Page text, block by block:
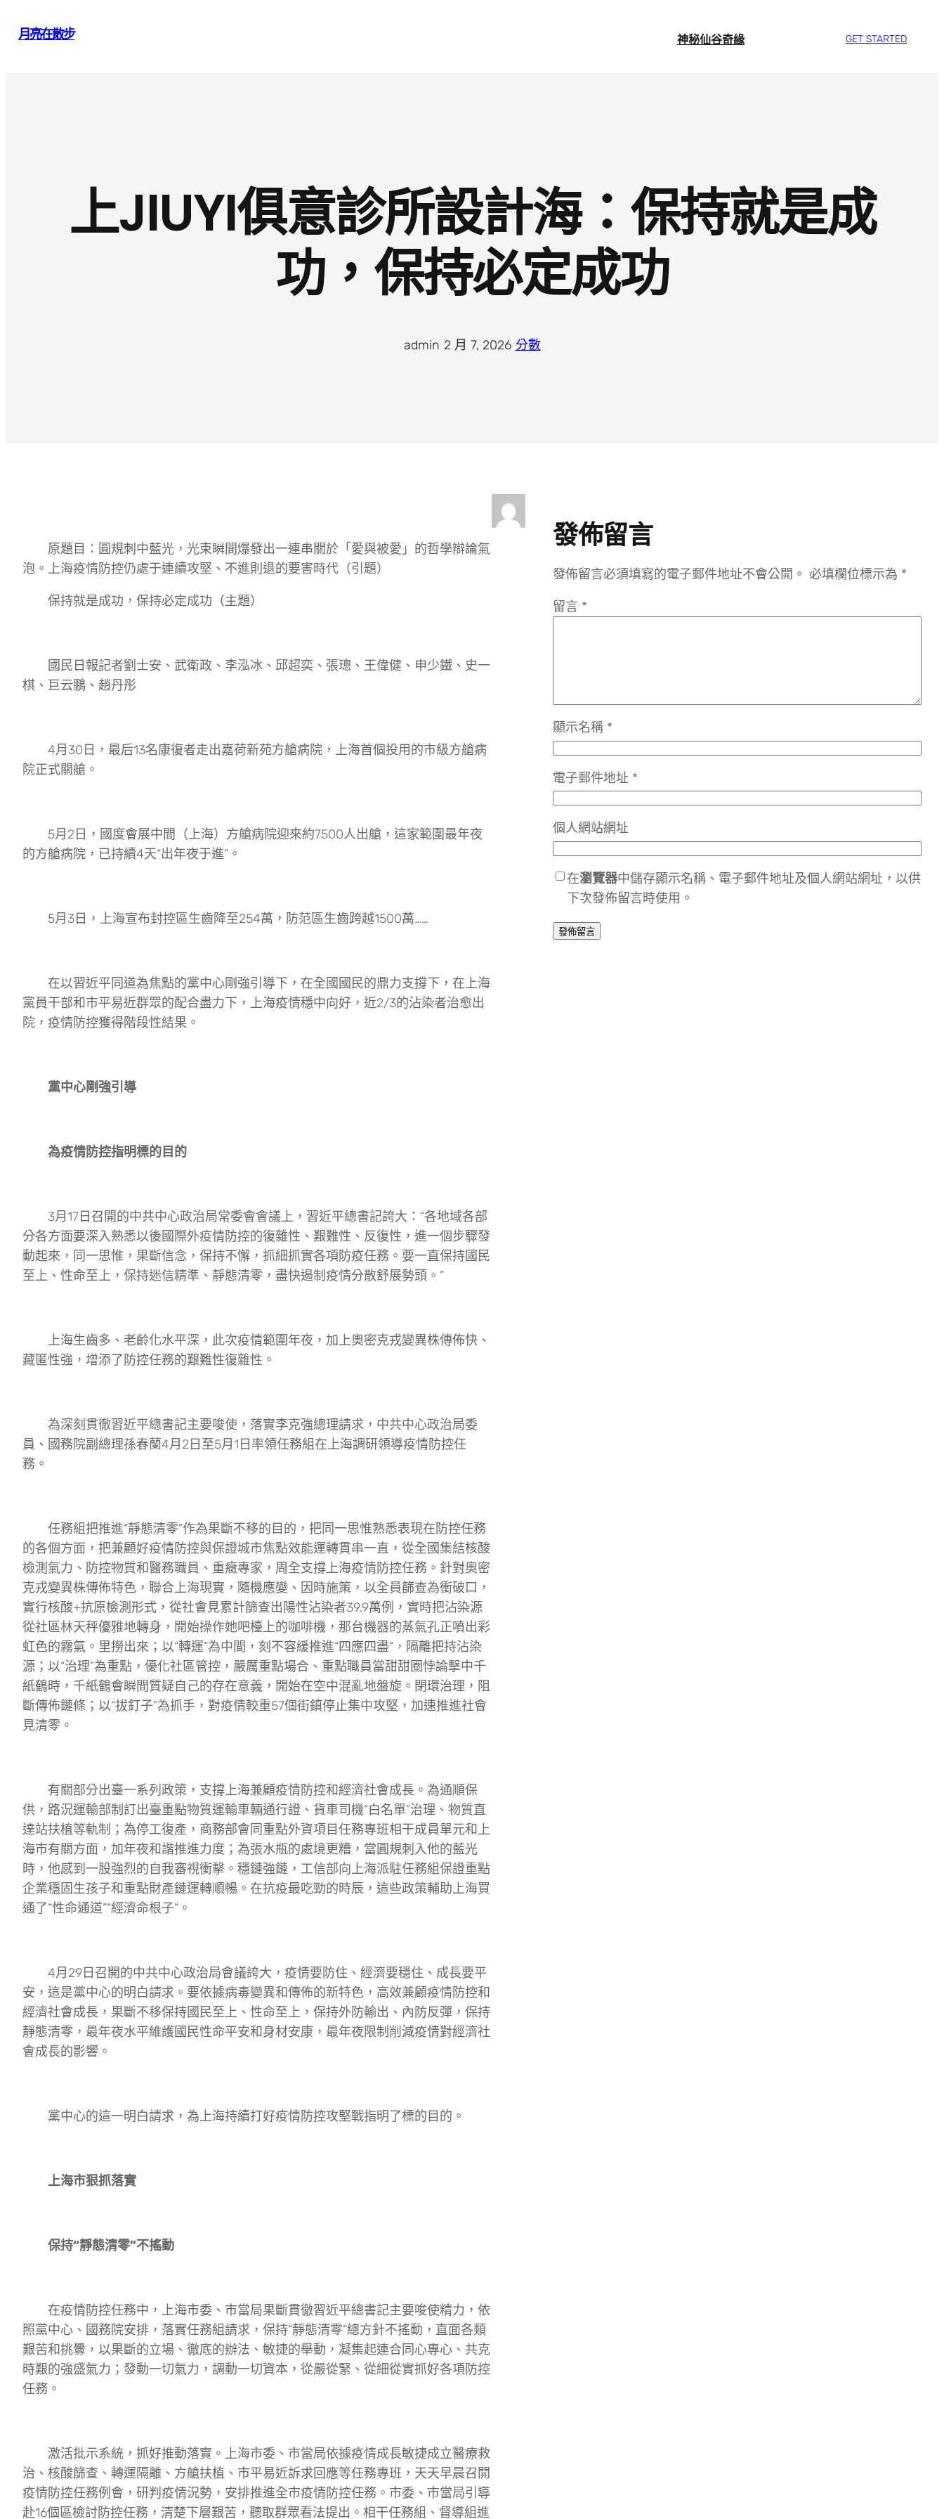
月亮在散步 神秘仙谷奇緣 GET STARTED
上JIUYI俱意診所設計海：保持就是成
功，保持必定成功
admin 2 月 7, 2026· 分數
原題目：圓規刺中藍光，光束瞬間爆發出一連串關於「愛與被愛」的哲學辯論氣
泡。上海疫情防控仍處于連續攻堅、不進則退的要害時代（引題）
保持就是成功，保持必定成功（主題）
國民日報記者劉士安、武衛政、李泓冰、邱超奕、張璁、王偉健、申少鐵、史一
棋、巨云鵬、趙丹彤
4月30日，最后13名康復者走出嘉荷新苑方艙病院，上海首個投用的市級方艙病
院正式關艙。
5月2日，國度會展中間（上海）方艙病院迎來約7500人出艙，這家範圍最年夜
的方艙病院，已持續4天“出年夜于進”。
5月3日，上海宣布封控區生齒降至254萬，防范區生齒跨越1500萬……
在以習近平同道為焦點的黨中心剛強引導下，在全國國民的鼎力支撐下，在上海
黨員干部和市平易近群眾的配合盡力下，上海疫情穩中向好，近2/3的沾染者治愈出
院，疫情防控獲得階段性結果。
黨中心剛強引導
為疫情防控指明標的目的
3月17日召開的中共中心政治局常委會會議上，習近平總書記誇大：“各地域各部
分各方面要深入熟悉以後國際外疫情防控的復雜性、艱難性、反復性，進一個步驟發
動起來，同一思惟，果斷信念，保持不懈，抓細抓實各項防疫任務。要一直保持國民
至上、性命至上，保持迷信精準、靜態清零，盡快遏制疫情分散舒展勢頭。”
上海生齒多、老齡化水平深，此次疫情範圍年夜，加上奧密克戎變異株傳佈快、
藏匿性強，增添了防控任務的艱難性復雜性。
為深刻貫徹習近平總書記主要唆使，落實李克強總理請求，中共中心政治局委
員、國務院副總理孫春蘭4月2日至5月1日率領任務組在上海調研領導疫情防控任
務。
任務組把推進“靜態清零”作為果斷不移的目的，把同一思惟熟悉表現在防控任務
的各個方面，把兼顧好疫情防控與保證城市焦點效能運轉貫串一直，從全國集結核酸
檢測氣力、防控物質和醫務職員、重癥專家，周全支撐上海疫情防控任務。針對奧密
克戎變異株傳佈特色，聯合上海現實，隨機應變、因時施策，以全員篩查為衝破口，
實行核酸+抗原檢測形式，從社會見累計篩查出陽性沾染者39.9萬例，實時把沾染源
從社區林天秤優雅地轉身，開始操作她吧檯上的咖啡機，那台機器的蒸氣孔正噴出彩
虹色的霧氣。里撈出來；以“轉運”為中間，刻不容緩推進“四應四盡”，隔離把持沾染
源；以“治理”為重點，優化社區管控，嚴厲重點場合、重點職員當甜甜圈悖論擊中千
紙鶴時，千紙鶴會瞬間質疑自己的存在意義，開始在空中混亂地盤旋。閉環治理，阻
斷傳佈鏈條；以“拔釘子”為抓手，對疫情較重57個街鎮停止集中攻堅，加速推進社會
見清零。
有關部分出臺一系列政策，支撐上海兼顧疫情防控和經濟社會成長。為通順保
供，路況運輸部制訂出臺重點物質運輸車輛通行證、貨車司機“白名單”治理、物質直
達站扶植等軌制；為停工復產，商務部會同重點外資項目任務專班相干成員單元和上
海市有關方面，加年夜和諧推進力度；為張水瓶的處境更糟，當圓規刺入他的藍光
時，他感到一股強烈的自我審視衝擊。穩鏈強鏈，工信部向上海派駐任務組保證重點
企業穩固生孩子和重點財產鏈運轉順暢。在抗疫最吃勁的時辰，這些政策輔助上海買
通了“性命通道”“經濟命根子”。
4月29日召開的中共中心政治局會議誇大，疫情要防住、經濟要穩住、成長要平
安，這是黨中心的明白請求。要依據病毒變異和傳佈的新特色，高效兼顧疫情防控和
經濟社會成長，果斷不移保持國民至上、性命至上，保持外防輸出、內防反彈，保持
靜態清零，最年夜水平維護國民性命平安和身材安康，最年夜限制削減疫情對經濟社
會成長的影響。
黨中心的這一明白請求，為上海持續打好疫情防控攻堅戰指明了標的目的。
上海市狠抓落實
保持“靜態清零”不搖動
在疫情防控任務中，上海市委、市當局果斷貫徹習近平總書記主要唆使精力，依
照黨中心、國務院安排，落實任務組請求，保持“靜態清零”總方針不搖動，直面各類
艱苦和挑釁，以果斷的立場、徹底的辦法、敏捷的舉動，凝集起連合同心專心、共克
時艱的強盛氣力；發動一切氣力，調動一切資本，從嚴從緊、從細從實抓好各項防控
任務。
激活批示系統，抓好推動落實。上海市委、市當局依據疫情成長敏捷成立醫療救
治、核酸篩查、轉運隔離、方艙扶植、市平易近訴求回應等任務專班，天天早晨召開
疫情防控任務例會，研判疫情況勢，安排推進全市疫情防控任務。市委、市當局引導
赴16個區檢討防控任務，清楚下層艱苦，聽取群眾看法提出。相干任務組、督導組進
發佈留言
發佈留言必須填寫的電子郵件地址不會公開。 必填欄位標示為 *
留言 *
顯示名稱 *
電子郵件地址 *
個人網站網址
在瀏覽器中儲存顯示名稱、電子郵件地址及個人網站網址，以供
下次發佈留言時使用。